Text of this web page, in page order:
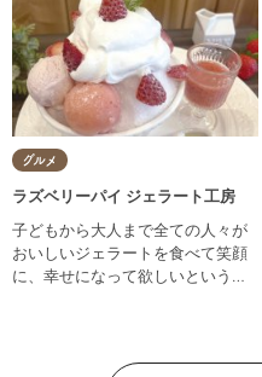
グルメ
ラズベリーパイ ジェラート工房
子どもから大人まで全ての人々が
おいしいジェラートを食べて笑顔
に、幸せになって欲しいという願